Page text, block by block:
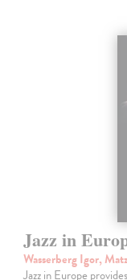
Jazz in
Wasserberg Igor,
Jazz in Europe